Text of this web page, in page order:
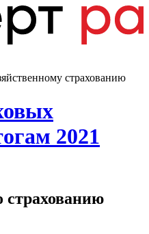
страхованию
2021
страхованию